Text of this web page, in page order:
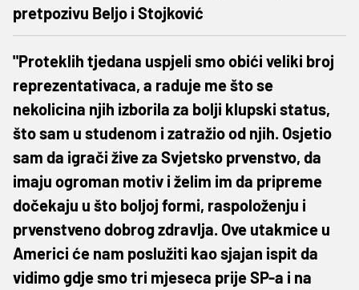
pretpozivu Beljo i Stojković
"Proteklih tjedana uspjeli smo obići veliki broj
reprezentativaca, a raduje me što se
nekolicina njih izborila za bolji klupski status,
što sam u studenom i zatražio od njih. Osjetio
sam da igrači žive za Svjetsko prvenstvo, da
imaju ogroman motiv i želim im da pripreme
dočekaju u što boljoj formi, raspoloženju i
prvenstveno dobrog zdravlja. Ove utakmice u
Americi će nam poslužiti kao sjajan ispit da
vidimo gdje smo tri mjeseca prije SP-a i na